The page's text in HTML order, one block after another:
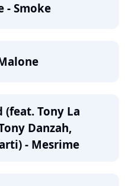
- Smoke
(feat. Tony La
Danzah,
- Mesrime